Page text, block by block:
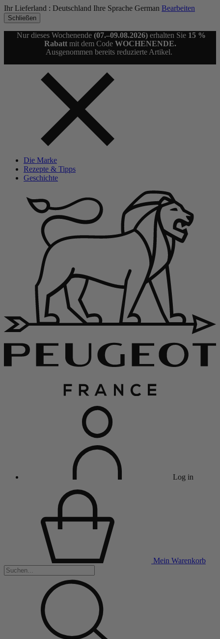
Ihr Lieferland : Deutschland Ihre Sprache German Bearbeiten
Schließen
Nur dieses Wochenende(07.–09.08.2026)erhalten Sie 15 %
Rabattmit dem Code WOCHENENDE.
Ausgenommen bereits reduzierte Artikel.
Die Marke
Rezepte & Tipps
Geschichte
Log in
Mein Warenkorb